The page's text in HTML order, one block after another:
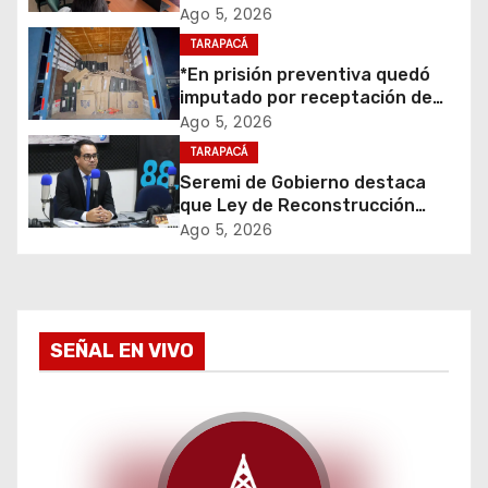
ó
n
d
e
e
r
primera mesa de coordinación
para el retiro de cables en
desuso en Iquique
Ago 5, 2026
TARAPACÁ
*En prisión preventiva quedó
imputado por receptación de
cigarrillos avaluados en $1.600
millones*
Ago 5, 2026
TARAPACÁ
Seremi de Gobierno destaca
que Ley de Reconstrucción
Nacional impulsará la inversión
Ago 5, 2026
SEÑAL EN VIVO